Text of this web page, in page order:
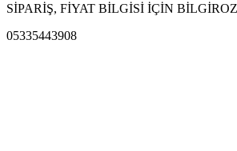
SİPARİŞ, FİYAT BİLGİSİ İÇİN
05335443908